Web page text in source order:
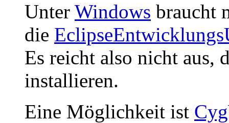
Unter Windows braucht
die
Es reicht also nicht aus,
installieren.
Eine Möglichkeit ist